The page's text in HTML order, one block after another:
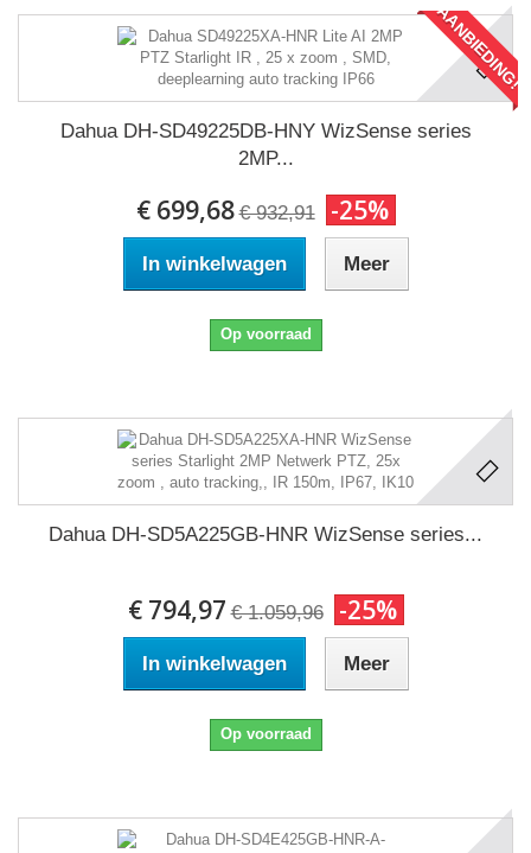
AANBIEDING!
Dahua DH-SD49225DB-HNY WizSense series
2MP...
€ 699,68 € 932,91 -25%
In winkelwagen Meer
Op voorraad
Dahua DH-SD5A225GB-HNR WizSense series...
€ 794,97 € 1.059,96 -25%
In winkelwagen Meer
Op voorraad